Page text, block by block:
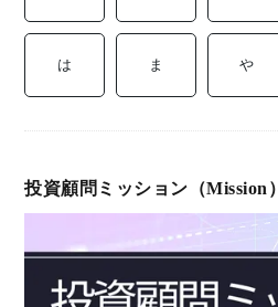
は ま や
投資顧問ミッション（Mission）